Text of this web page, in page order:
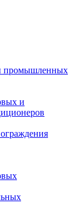
промышленных
и